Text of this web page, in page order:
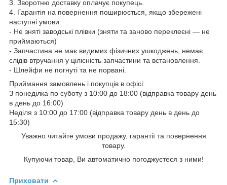
3. Зворотню доставку оплачує покупець.
4. Гарантія на повернення поширюється, якщо збережені
наступні умови:
- Не зняті заводські плівки (зняти та заново переклеєні — не
приймаються)
- Запчастина не має видимих фізичних ушкоджень, немає
слідів втручання у цілісність запчастини та встановлення.
- Шлейфи не погнуті та не порвані.
Приймання замовлень і покупців в офісі:
З понеділка по суботу з 10:00 до 18:00 (відправка товару день
в день до 16:00)
Неділя з 10:00 до 17:00 (відправка товару день в день до
15:30)
Уважно читайте умови продажу, гарантії та повернення
товару.
Купуючи товар, Ви автоматично погоджуєтеся з ними!
Приховати